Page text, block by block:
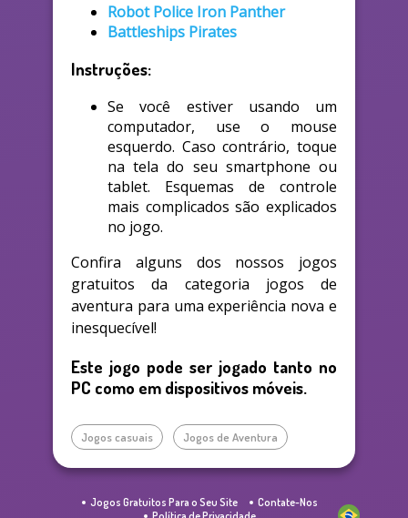
Robot Police Iron Panther
Battleships Pirates
Instruções:
Se você estiver usando um
computador, use o mouse
esquerdo. Caso contrário, toque
na tela do seu smartphone ou
tablet. Esquemas de controle
mais complicados são explicados
no jogo.
Confira alguns dos nossos jogos
gratuitos da categoria jogos de
aventura para uma experiência nova e
inesquecível!
Este jogo pode ser jogado tanto no
PC como em dispositivos móveis.
Jogos casuais Jogos de Aventura
Jogos Gratuitos Para o Seu Site
Contate-Nos